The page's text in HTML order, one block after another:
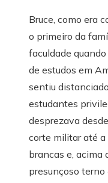
Bruce, como era
o primeiro da
faculdade
de estudos em
sentiu
estudantes
desprezava
corte militar até a
brancas e, acima
presunçoso